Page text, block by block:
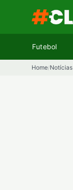
conteúdo
Futebol
Home/Notícias